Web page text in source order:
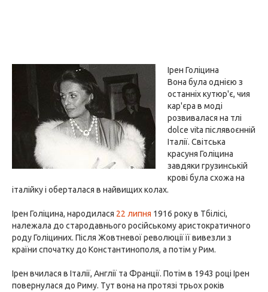
Ірен Голіцина
Вона була однією з
останніх кутюр'є, чия
кар'єра в моді
розвивалася на тлі
dolce vita післявоєнній
Італії. Світська
красуня Голіцина
завдяки грузинській
крові була схожа на
італійку і оберталася в найвищих колах.
Ірен Голіцина, народилася 22 липня 1916 року в Тбілісі,
належала до стародавнього російському аристократичного
роду Голіциних. Після Жовтневої революції її вивезли з
країни спочатку до Константинополя, а потім у Рим.
Ірен вчилася в Італії, Англії та Франції. Потім в 1943 році Ірен
повернулася до Риму. Тут вона на протязі трьох років